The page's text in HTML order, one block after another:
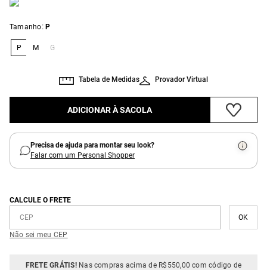
Tamanho: P
P M G
Provador Virtual
Tabela de Medidas
ADICIONAR À SACOLA
Precisa de ajuda para montar seu look?
Falar com um Personal Shopper
CALCULE O FRETE
Não sei meu CEP
FRETE GRÁTIS!Nas compras acima de R$550,00 com código de